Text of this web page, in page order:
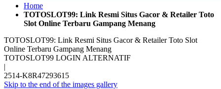
Home
TOTOSLOT99: Link Resmi Situs Gacor & Retailer Toto
Slot Online Terbaru Gampang Menang
TOTOSLOT99: Link Resmi Situs Gacor & Retailer Toto Slot
Online Terbaru Gampang Menang
TOTOSLOT99 LOGIN ALTERNATIF
|
2514-K8R47293615
Skip to the end of the images gallery